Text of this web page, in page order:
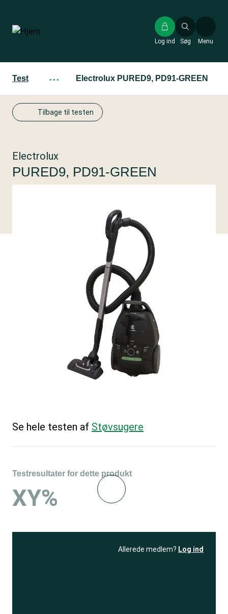
hovedindhold
Søg
Log ind Menu
Test ··· Electrolux PURED9, PD91-GREEN
Tilbage til testen
Electrolux
PURED9, PD91-GREEN
Se hele testen af Støvsugere
Testresultater for dette produkt
XY%
Allerede medlem? Log ind